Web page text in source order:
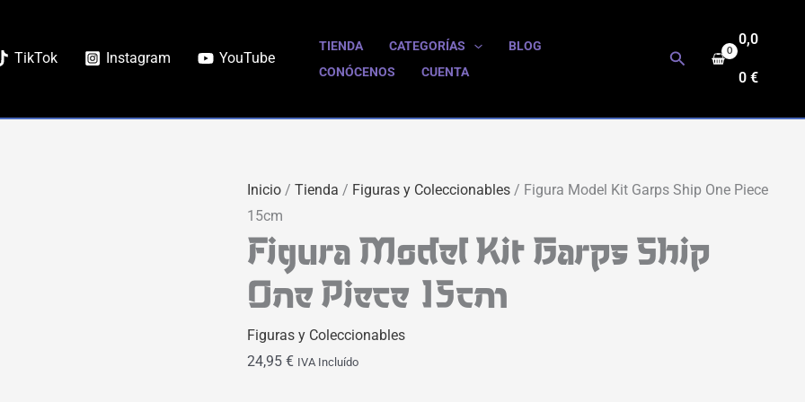
TikTok Instagram YouTube
TIENDA CATEGORÍAS
BLOG
CONÓCENOS
CUENTA
Buscar
0,0
0€
Inicio /Tienda / Figuras y Coleccionables / Figura Model Kit Garps Ship One Piece
15cm
Figura Model Kit Garps Ship
One Piece 15cm
Figuras y Coleccionables
24,95€ IVA Incluído